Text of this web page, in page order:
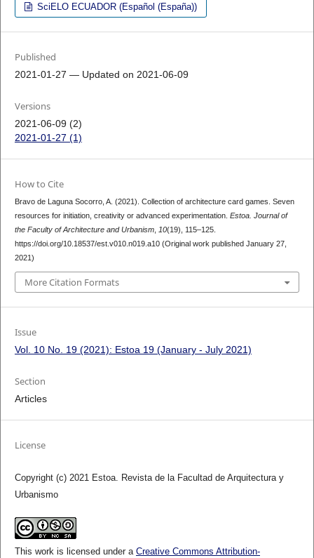
SciELO ECUADOR (Español (España))
Published
2021-01-27 — Updated on 2021-06-09
Versions
2021-06-09 (2)
2021-01-27 (1)
How to Cite
Bravo de Laguna Socorro, A. (2021). Collection of architecture card games. Seven
resources for initiation, creativity or advanced experimentation. Estoa. Journal of
the Faculty of Architecture and Urbanism, 10(19), 115–125.
https://doi.org/10.18537/est.v010.n019.a10 (Original work published January 27,
2021)
More Citation Formats
Issue
Vol. 10 No. 19 (2021): Estoa 19 (January - July 2021)
Section
Articles
License
Copyright (c) 2021 Estoa. Revista de la Facultad de Arquitectura y
Urbanismo
This work is licensed under a Creative Commons Attribution-